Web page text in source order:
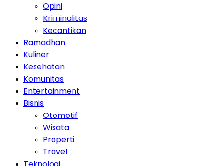
Opini
Kriminalitas
Kecantikan
Ramadhan
Kuliner
Kesehatan
Komunitas
Entertainment
Bisnis
Otomotif
Wisata
Properti
Travel